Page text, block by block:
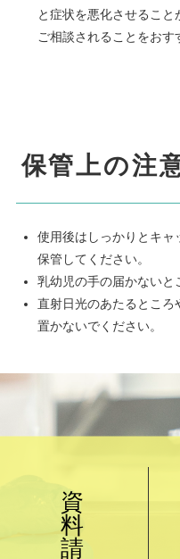
と症状を悪化させるこ
ご相談されることをおす
保管上の注
使用後はしっかりとキャ
保管してください。
乳幼児の手の届かないと
直射日光のあたるところ
置かないでください。
資
料
請